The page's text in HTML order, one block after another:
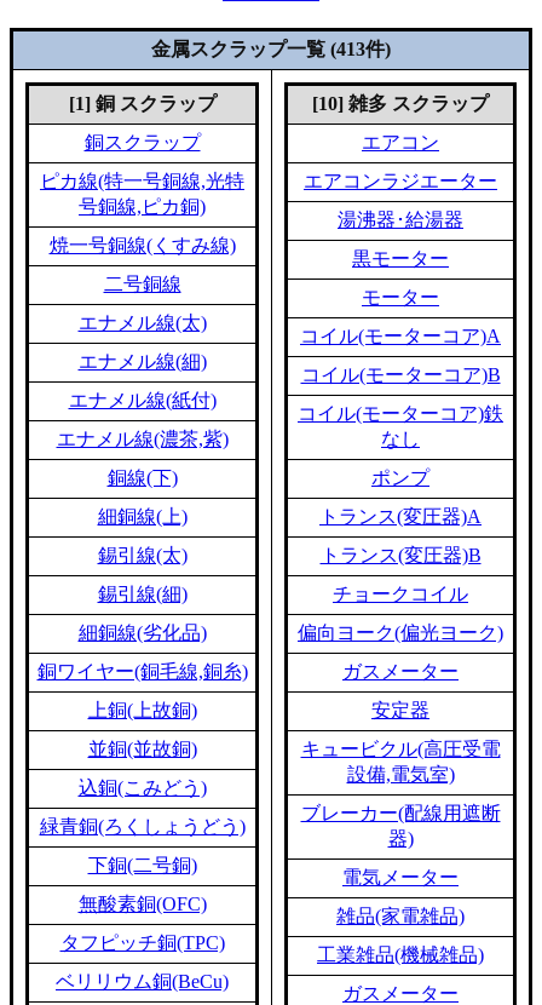
金属スクラップ一覧 (413件)
[1] 銅 スクラップ
銅スクラップ
ピカ線(特一号銅線,光特
号銅線,ピカ銅)
焼一号銅線(くすみ線)
二号銅線
エナメル線(太)
エナメル線(細)
エナメル線(紙付)
エナメル線(濃茶,紫)
銅線(下)
細銅線(上)
錫引線(太)
錫引線(細)
細銅線(劣化品)
銅ワイヤー(銅毛線,銅糸)
上銅(上故銅)
並銅(並故銅)
込銅(こみどう)
緑青銅(ろくしょうどう)
下銅(二号銅)
無酸素銅(OFC)
タフピッチ銅(TPC)
ベリリウム銅(BeCu)
[10] 雑多 スクラップ
エアコン
エアコンラジエーター
湯沸器･給湯器
黒モーター
モーター
コイル(モーターコア)A
コイル(モーターコア)B
コイル(モーターコア)鉄
なし
ポンプ
トランス(変圧器)A
トランス(変圧器)B
チョークコイル
偏向ヨーク(偏光ヨーク)
ガスメーター
安定器
キュービクル(高圧受電
設備,電気室)
ブレーカー(配線用遮断
器)
電気メーター
雑品(家電雑品)
工業雑品(機械雑品)
ガスメーター